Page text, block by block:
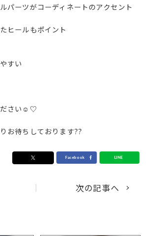
パーツがコーディネートのアクセント
ヒールもポイント
すい
ださい☺️♡
お待ちしております??
次の記事へ